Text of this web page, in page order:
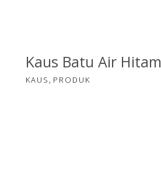
Kaus Batu Air Hitam
KAUS , PRODUK